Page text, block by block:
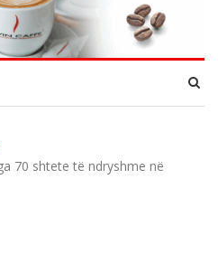
70 shtete të ndryshme në